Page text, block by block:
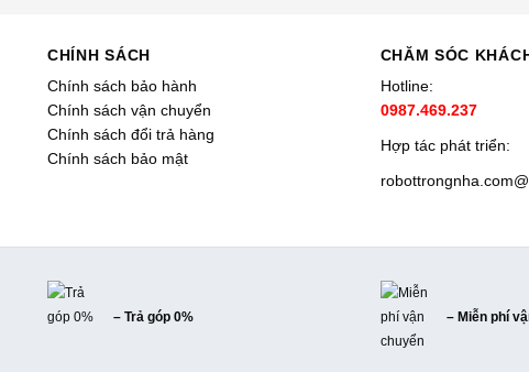
CHÍNH SÁCH
Chính sách bảo hành
Chính sách vận chuyển
Chính sách đổi trả hàng
Chính sách bảo mật
CHĂM SÓC
Hotline:
0987.469.237
Hợp tác phát triển:
– Trả góp 0% – Miễn phí